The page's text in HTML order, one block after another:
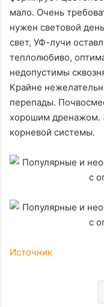
мало. Очень
нужен световой
свет, УФ-лучи
теплолюбиво,
недопустимы
Крайне
перепады.
хорошим дренажом.
корневой системы.
Источник